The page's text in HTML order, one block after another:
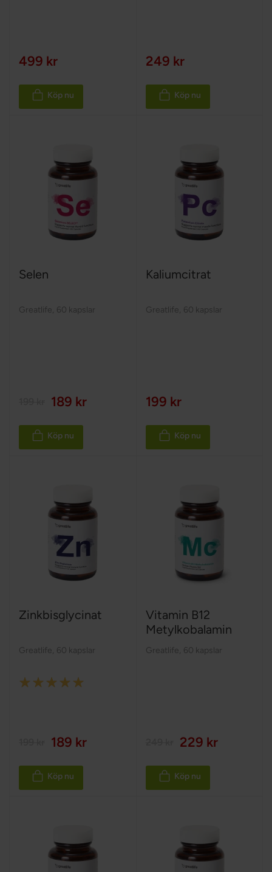
499 kr
Köp nu
249 kr
Köp nu
Selen
Greatlife 60 kapslar
189 kr
Köp nu
Kaliumcitrat
Greatlife 60 kapslar
199 kr
Köp nu
Zinkbisglycinat
Greatlife 60 kapslar
Rating:
189 kr
Köp nu
Vitamin B12
Metylkobalamin
Greatlife 60 kapslar
229 kr
Köp nu